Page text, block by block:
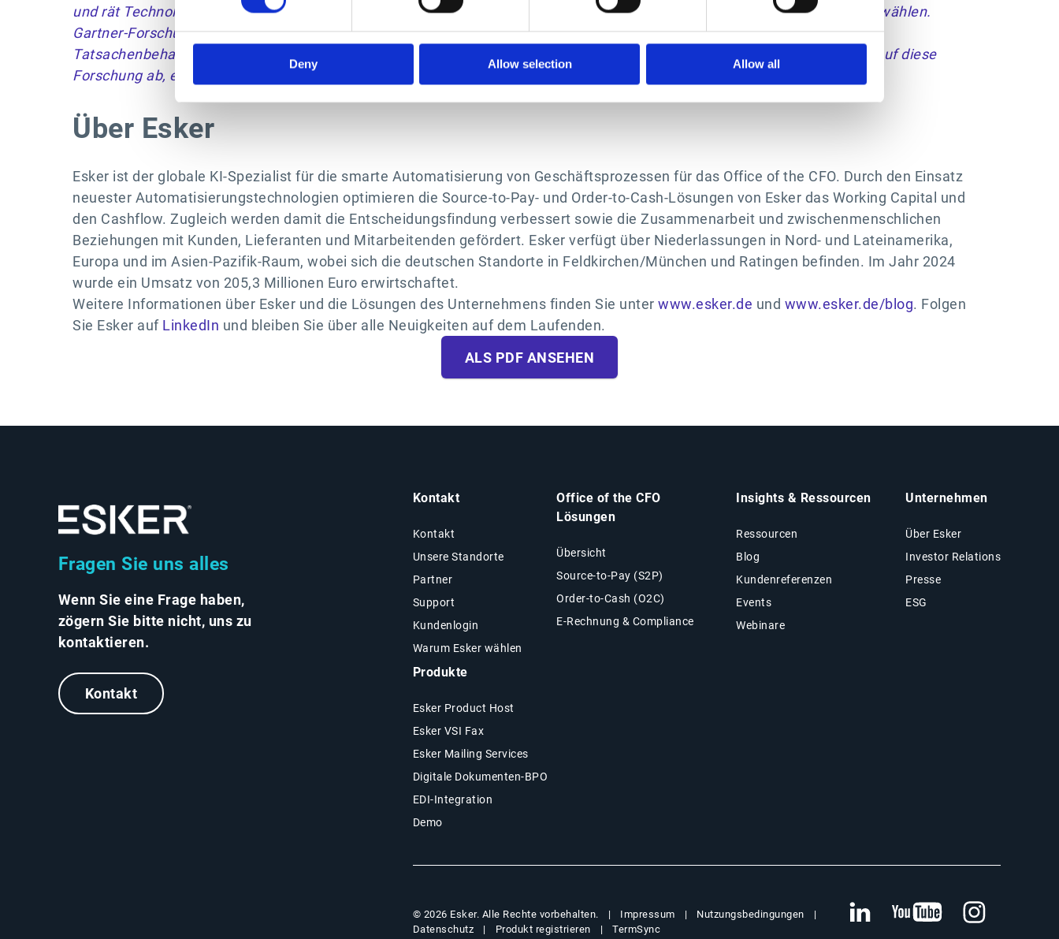
Deny Allow selection Allow all
und rät Technologieanwendern nicht, nur die Anbieter mit den höchsten Bewertungen oder anderen Bezeichnungen auszuwählen.
Gartner-Forschungspublikationen bestehen aus den Meinungen der Gartner-Forschungsorganisation und sollten nicht als
Tatsachenbehauptungen ausgelegt werden. Gartner lehnt alle ausdrücklichen oder stillschweigenden Garantien in Bezug auf diese
Forschung ab, einschließlich aller Garantien der Marktgängigkeit oder Eignung für einen bestimmten Zweck.
Über Esker
Esker ist der globale KI-Spezialist für die smarte Automatisierung von Geschäftsprozessen für das Office of the CFO. Durch den Einsatz
neuester Automatisierungstechnologien optimieren die Source-to-Pay- und Order-to-Cash-Lösungen von Esker das Working Capital und
den Cashflow. Zugleich werden damit die Entscheidungsfindung verbessert sowie die Zusammenarbeit und zwischenmenschlichen
Beziehungen mit Kunden, Lieferanten und Mitarbeitenden gefördert. Esker verfügt über Niederlassungen in Nord- und Lateinamerika,
Europa und im Asien-Pazifik-Raum, wobei sich die deutschen Standorte in Feldkirchen/München und Ratingen befinden. Im Jahr 2024
wurde ein Umsatz von 205,3 Millionen Euro erwirtschaftet.
Weitere Informationen über Esker und die Lösungen des Unternehmens finden Sie unter www.esker.de und www.esker.de/blog. Folgen
Sie Esker auf LinkedIn und bleiben Sie über alle Neuigkeiten auf dem Laufenden.
ALS PDF ANSEHEN
Fragen Sie uns alles
Wenn Sie eine Frage haben,
zögern Sie bitte nicht, uns zu
kontaktieren.
Kontakt
Kontakt
Kontakt
Unsere Standorte
Partner
Support
Kundenlogin
Warum Esker wählen
Office of the CFO
Lösungen
Übersicht
Source-to-Pay (S2P)
Order-to-Cash (O2C)
E-Rechnung & Compliance
Insights & Ressourcen
Ressourcen
Blog
Kundenreferenzen
Events
Webinare
Unternehmen
Über Esker
Investor Relations
Presse
ESG
Produkte
Esker Product Host
Esker VSI Fax
Esker Mailing Services
Digitale Dokumenten-BPO
EDI-Integration
Demo
© 2026 Esker. Alle Rechte vorbehalten. Impressum
Nutzungsbedingungen
Datenschutz
Produkt registrieren TermSync